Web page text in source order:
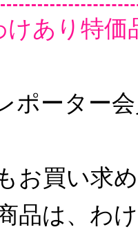
けあり特
ポーター
買い求
は、わけ